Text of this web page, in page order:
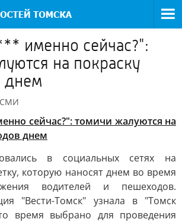
именно сейчас?":
на покраску
днем
СМИ
сейчас?": томичи жалуются на
днем
в социальных сетях на
которую наносят днем во время
водителей и пешеходов.
"Вести-Томск" узнала в "Томск
время выбрано для проведения